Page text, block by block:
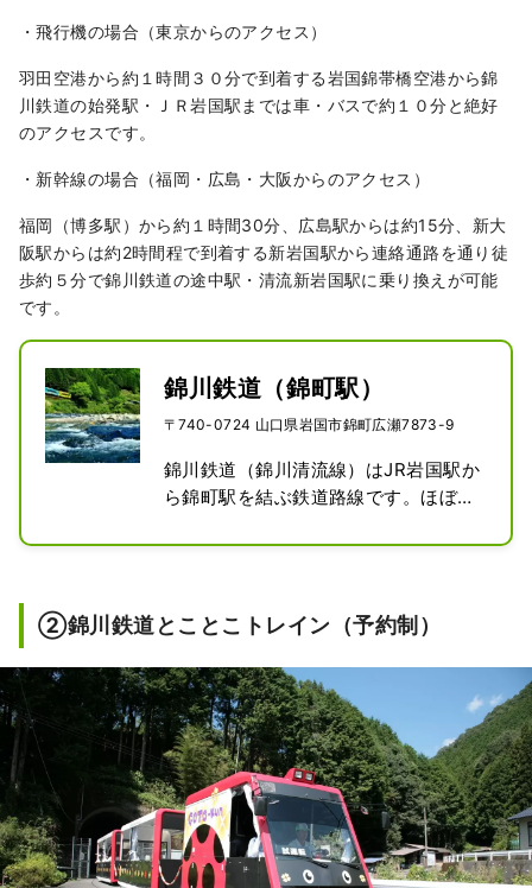
・飛行機の場合（東京からのアクセス）
羽田空港から約１時間３０分で到着する岩国錦帯橋空港から錦
川鉄道の始発駅・ＪＲ岩国駅までは車・バスで約１０分と絶好
のアクセスです。
・新幹線の場合（福岡・広島・大阪からのアクセス）
福岡（博多駅）から約１時間30分、広島駅からは約15分、新大
阪駅からは約2時間程で到着する新岩国駅から連絡通路を通り徒
歩約５分で錦川鉄道の途中駅・清流新岩国駅に乗り換えが可能
です。
錦川鉄道（錦町駅）
〒740-0724 山口県岩国市錦町広瀬7873-9
錦川鉄道（錦川清流線）はJR岩国駅か
ら錦町駅を結ぶ鉄道路線です。ほぼ全
ており、車窓から四季折々の美しい景
②錦川鉄道とことこトレイン（予約制）